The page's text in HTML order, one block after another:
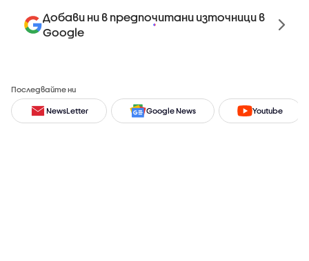
Добави ни в предпочитани източници в
Google
Последвайте ни
NewsLetter Google News Youtube